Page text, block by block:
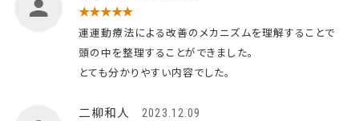
★★★★★
運運動療法による改善のメカニズムを理解することで
頭の中を整理することができました。
とても分かりやすい内容でした。
二柳和人 2023.12.09